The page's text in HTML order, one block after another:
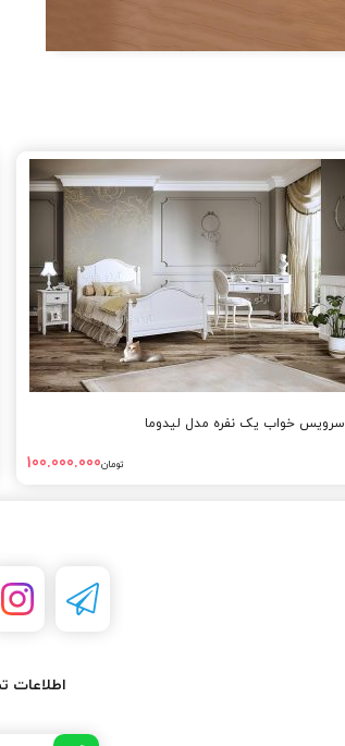
سرویس خواب یک نفره مدل لیدوما
تومان100.000.000
اطلاعات